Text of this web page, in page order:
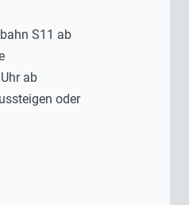
S11 ab
ab
oder